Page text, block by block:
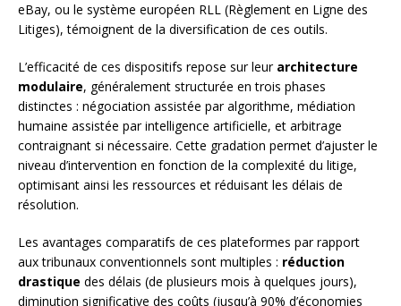
eBay, ou le système européen RLL (Règlement en Ligne des
Litiges), témoignent de la diversification de ces outils.
L’efficacité de ces dispositifs repose sur leur architecture
modulaire, généralement structurée en trois phases
distinctes : négociation assistée par algorithme, médiation
humaine assistée par intelligence artificielle, et arbitrage
contraignant si nécessaire. Cette gradation permet d’ajuster le
niveau d’intervention en fonction de la complexité du litige,
optimisant ainsi les ressources et réduisant les délais de
résolution.
Les avantages comparatifs de ces plateformes par rapport
aux tribunaux conventionnels sont multiples : réduction
drastique des délais (de plusieurs mois à quelques jours),
diminution significative des coûts (jusqu’à 90% d’économies